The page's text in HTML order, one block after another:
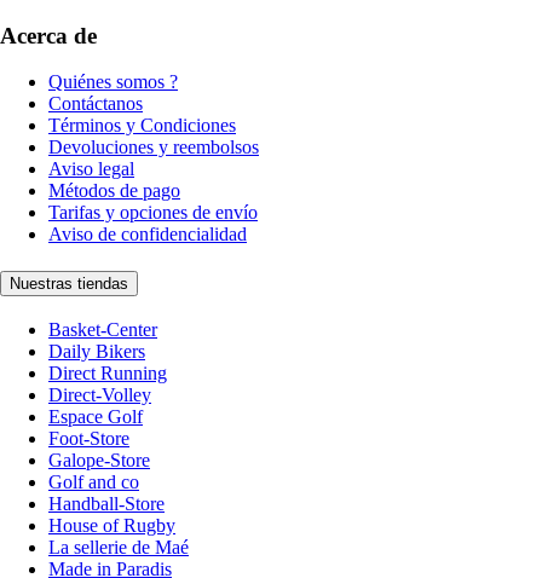
Acerca de
Quiénes somos ?
Contáctanos
Términos y Condiciones
Devoluciones y reembolsos
Aviso legal
Métodos de pago
Tarifas y opciones de envío
Aviso de confidencialidad
Nuestras tiendas
Basket-Center
Daily Bikers
Direct Running
Direct-Volley
Espace Golf
Foot-Store
Galope-Store
Golf and co
Handball-Store
House of Rugby
La sellerie de Maé
Made in Paradis